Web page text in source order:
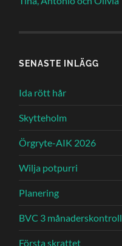
SENASTE INLÄGG
Ida rött hår
Skytteholm
Örgryte-AIK 2026
Wilja potpurri
Planering
BVC 3 månaderskontroll
Första skrattet